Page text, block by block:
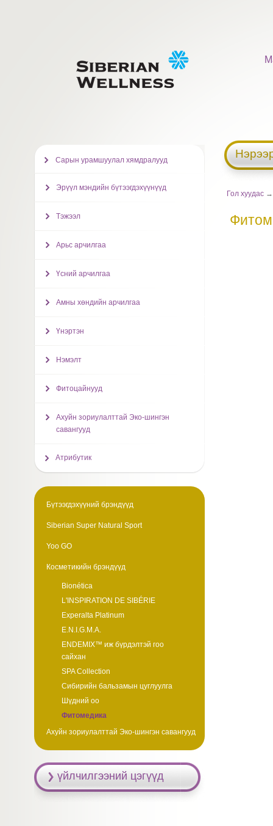
Гол хуудас
Сарын урамшуулал хямдралууд
Эрүүл мэндийн бүтээгдэхүүнүүд
Тэжээл
Арьс арчилгаа
Үсний арчилгаа
Амны хөндийн арчилгаа
Үнэртэн
Нэмэлт
Фитоцайнууд
Ахуйн зориулалттай Эко-шингэн
савангууд
Атрибутик
Бүтээгдэхүүний брэндүүд
Siberian Super Natural Sport
Yoo GO
Косметикийн брэндүүд
Bionética
L'INSPIRATION DE SIBÉRIE
Experalta Platinum
E.N.I.G.M.A.
ENDEMIX™ иж бүрдэлтэй гоо
сайхан
SPA Collection
Сибирийн бальзамын цуглуулга
Шүдний оо
Фитомедика
Ахуйн зориулалттай Эко-шингэн савангууд
үйлчилгээний цэгүүд